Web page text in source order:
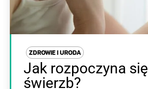
ZDROWIE I URODA
Jak rozpoczyna się
świerzb?